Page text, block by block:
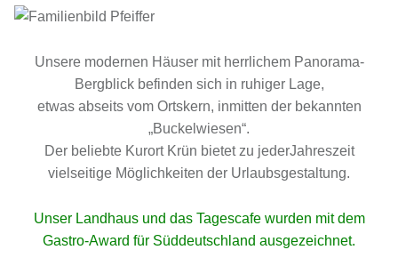
Unsere modernen Häuser mit herrlichem Panorama-
Bergblick befinden sich in ruhiger Lage,
etwas abseits vom Ortskern, inmitten der bekannten
„Buckelwiesen“.
Der beliebte Kurort Krün bietet zu jederJahreszeit
vielseitige Möglichkeiten der Urlaubsgestaltung.
Unser Landhaus und das Tagescafe wurden mit dem
Gastro-Award für Süddeutschland ausgezeichnet.